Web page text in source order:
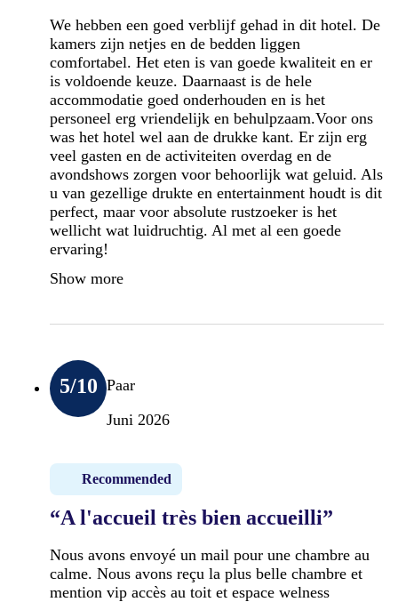
We hebben een goed verblijf gehad in dit hotel. De
kamers zijn netjes en de bedden liggen
comfortabel. Het eten is van goede kwaliteit en er
is voldoende keuze. Daarnaast is de hele
accommodatie goed onderhouden en is het
personeel erg vriendelijk en behulpzaam.Voor ons
was het hotel wel aan de drukke kant. Er zijn erg
veel gasten en de activiteiten overdag en de
avondshows zorgen voor behoorlijk wat geluid. Als
u van gezellige drukte en entertainment houdt is dit
perfect, maar voor absolute rustzoeker is het
wellicht wat luidruchtig. Al met al een goede
ervaring!
Show more
5/10 Paar
Juni 2026
Recommended
“A l'accueil très bien accueilli”
Nous avons envoyé un mail pour une chambre au
calme. Nous avons reçu la plus belle chambre et
mention vip accès au toit et espace welness